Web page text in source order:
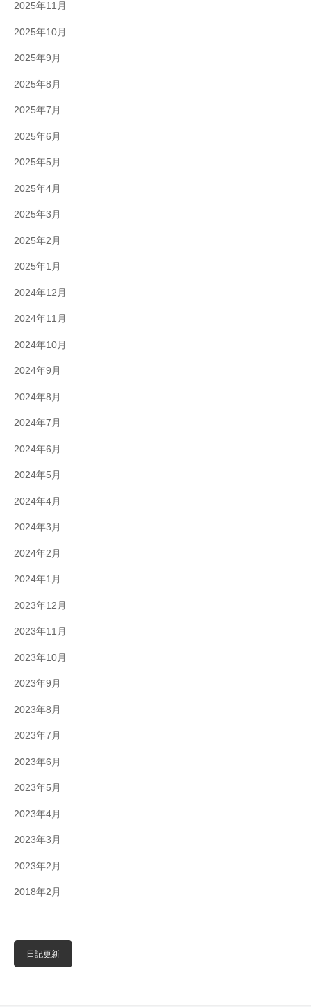
2025年11月
2025年10月
2025年9月
2025年8月
2025年7月
2025年6月
2025年5月
2025年4月
2025年3月
2025年2月
2025年1月
2024年12月
2024年11月
2024年10月
2024年9月
2024年8月
2024年7月
2024年6月
2024年5月
2024年4月
2024年3月
2024年2月
2024年1月
2023年12月
2023年11月
2023年10月
2023年9月
2023年8月
2023年7月
2023年6月
2023年5月
2023年4月
2023年3月
2023年2月
2018年2月
日記更新